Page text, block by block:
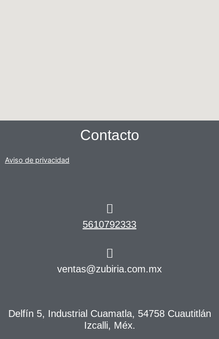
Contacto
Aviso de privacidad
5610792333
ventas@zubiria.com.mx
Delfín 5, Industrial Cuamatla, 54758 Cuautitlán
Izcalli, Méx.